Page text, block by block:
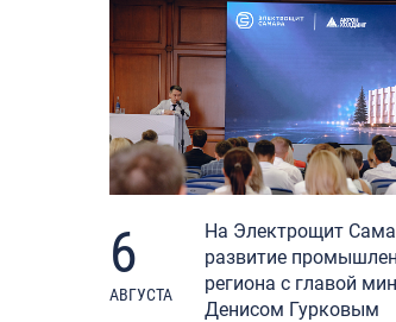
6
АВГУСТА
На Электрощит
развитие
региона с главой
Денисом Гурковым